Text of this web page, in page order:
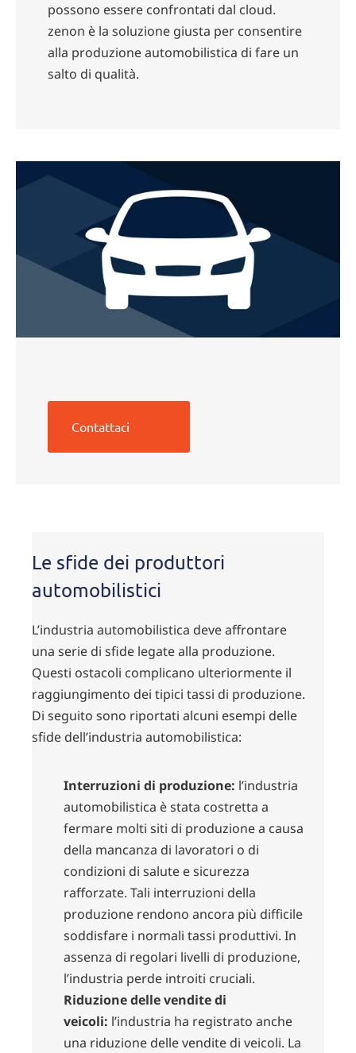
possono essere confrontati dal cloud.
zenon è la soluzione giusta per consentire
alla produzione automobilistica di fare un
salto di qualità.
Contattaci
Le sfide dei produttori
automobilistici
L’industria automobilistica deve affrontare
una serie di sfide legate alla produzione.
Questi ostacoli complicano ulteriormente il
raggiungimento dei tipici tassi di produzione.
Di seguito sono riportati alcuni esempi delle
sfide dell’industria automobilistica:
Interruzioni di produzione: l’industria
automobilistica è stata costretta a
fermare molti siti di produzione a causa
della mancanza di lavoratori o di
condizioni di salute e sicurezza
rafforzate. Tali interruzioni della
produzione rendono ancora più difficile
soddisfare i normali tassi produttivi. In
assenza di regolari livelli di produzione,
l’industria perde introiti cruciali.
Riduzione delle vendite di
veicoli: l’industria ha registrato anche
una riduzione delle vendite di veicoli. La